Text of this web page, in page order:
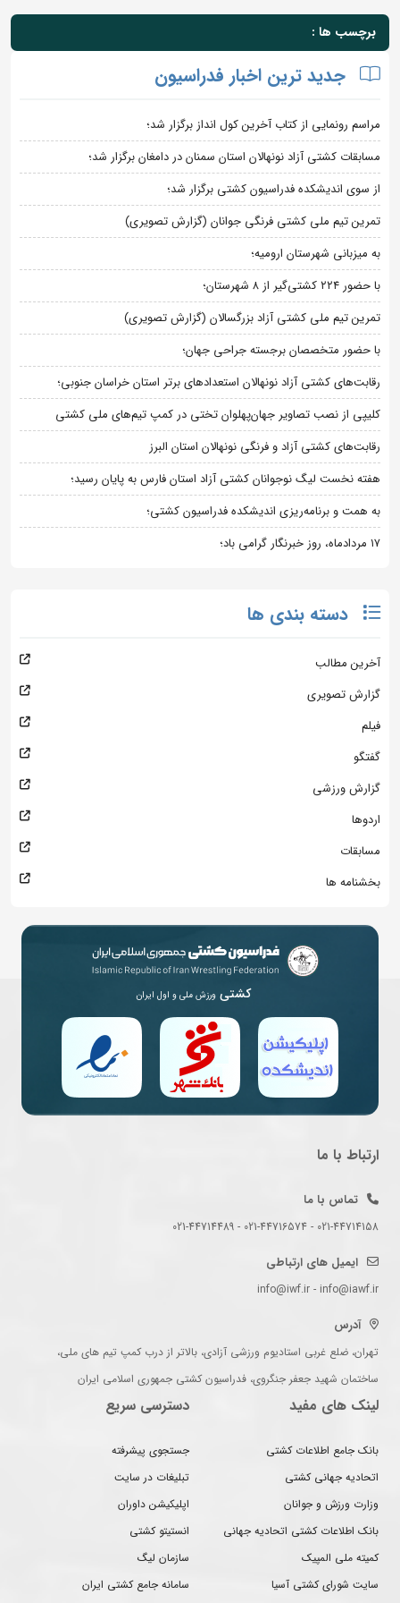
برچسب ها :
جدید ترین اخبار فدراسیون
مراسم رونمایی از کتاب آخرین کول انداز برگزار شد؛
مسابقات کشتی آزاد نونهالان استان سمنان در دامغان برگزار شد؛
از سوی اندیشکده فدراسیون کشتی برگزار شد؛
تمرین تیم ملی کشتی فرنگی جوانان (گزارش تصویری)
به میزبانی شهرستان ارومیه؛
با حضور ۲۲۴ کشتی‌گیر از ۸ شهرستان؛
تمرین تیم ملی کشتی آزاد بزرگسالان (گزارش تصویری)
با حضور متخصصان برجسته جراحی جهان؛
رقابت‌های کشتی آزاد نونهالان استعدادهای برتر استان خراسان جنوبی؛
کلیپی از نصب تصاویر جهان‌پهلوان تختی در کمپ تیم‌های ملی کشتی
رقابت‌های کشتی آزاد و فرنگی نونهالان استان البرز
هفته نخست لیگ نوجوانان کشتی آزاد استان فارس به پایان رسید؛
به همت و برنامه‌ریزی اندیشکده فدراسیون کشتی؛
۱۷ مردادماه، روز خبرنگار گرامی باد؛
دسته بندی ها
آخرین مطالب
گزارش تصویری
فیلم
گفتگو
گزارش ورزشی
اردوها
مسابقات
بخشنامه ها
کشتی ورزش ملی و اول ایران
ارتباط با ما
تماس با ما
021-44714158 - 021-44716574 - 021-44714489
ایمیل های ارتباطی
info@iwf.ir - info@iawf.ir
آدرس
تهران، ضلع غربی استادیوم ورزشی آزادی، بالاتر از درب کمپ تیم های ملی،
ساختمان شهید جعفر جنگروی، فدراسیون کشتی جمهوری اسلامی ایران
لینک های مفید
بانک جامع اطلاعات کشتی
اتحادیه جهانی کشتی
وزارت ورزش و جوانان
بانک اطلاعات کشتی اتحادیه جهانی
کمیته ملی المپیک
سایت شورای کشتی آسیا
دسترسی سریع
جستجوی پیشرفته
تبلیغات در سایت
اپلیکیشن داوران
انستیتو کشتی
سازمان لیگ
سامانه جامع کشتی ایران